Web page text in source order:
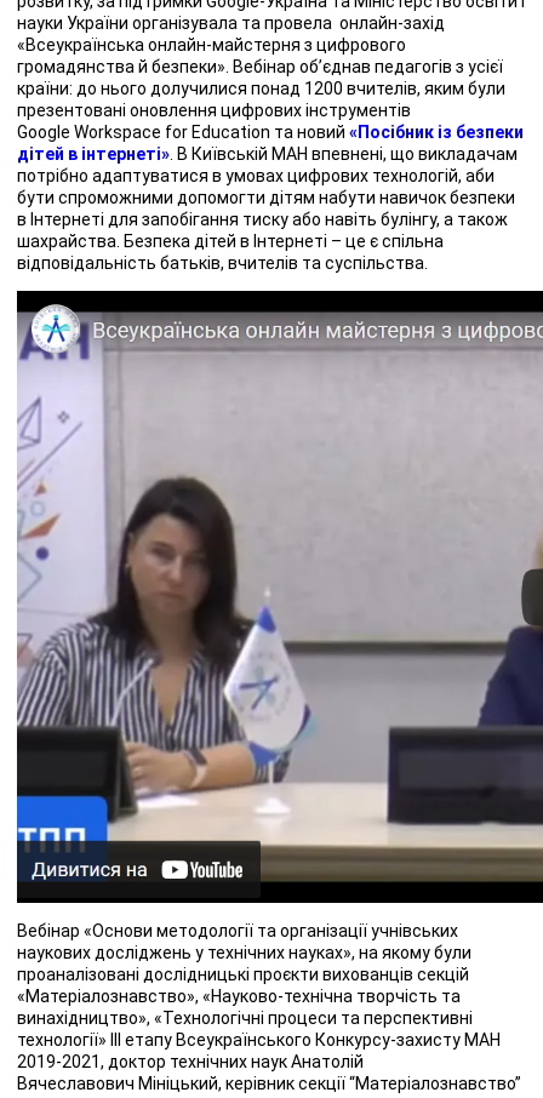
науки України організувала та провела онлайн-захід
«Всеукраїнська онлайн-майстерня з цифрового
громадянства й безпеки». Вебінар об’єднав педагогів з усієї
країни: до нього долучилися понад 1200 вчителів, яким були
презентовані оновлення цифрових інструментів
Google Workspace for Education та новий «Посібник із безпеки
дітей в інтернеті» . В Київській МАН впевнені, що викладачам
потрібно адаптуватися в умовах цифрових технологій, аби
бути спроможними допомогти дітям набути навичок безпеки
в Інтернеті для запобігання тиску або навіть булінгу, а також
шахрайства. Безпека дітей в Інтернеті – це є спільна
відповідальність батьків, вчителів та суспільства.
Вебінар «Основи методології та організації учнівських
наукових досліджень у технічних науках», на якому були
проаналізовані дослідницькі проєкти вихованців секцій
«Матеріалознавство», «Науково-технічна творчість та
винахідництво», «Технологічні процеси та перспективні
технології» ІІІ етапу Всеукраїнського Конкурсу-захисту МАН
2019-2021, доктор технічних наук Анатолій
Вячеславович Мініцький, керівник секції “Матеріалознавство”